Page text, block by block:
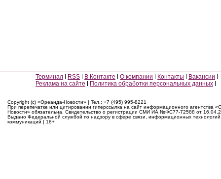
Терминал RSS В Контакте О компании Контакты
Вакансии
Реклама на сайте
Политика обработки персональных данных
Copyright (c) «Ореанда-Новости» | Тел.: +7 (495) 995-8221
При перепечатке или цитировании гиперссылка на сайт информационного агентства
Новости» обязательна. Свидетельство о регистрации СМИ ИА №ФС77-72588 от
Выдано Федеральной службой по надзору в сфере связи, информационных
коммуникаций | 18+